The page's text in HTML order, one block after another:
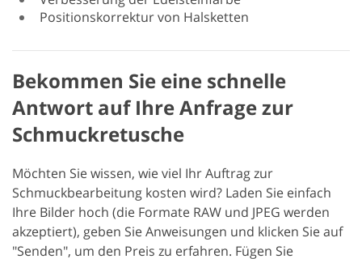
Positionskorrektur von Halsketten
Bekommen Sie eine schnelle
Antwort auf Ihre Anfrage zur
Schmuckretusche
Möchten Sie wissen, wie viel Ihr Auftrag zur
Schmuckbearbeitung kosten wird? Laden Sie einfach
Ihre Bilder hoch (die Formate RAW und JPEG werden
akzeptiert), geben Sie Anweisungen und klicken Sie auf
"Senden", um den Preis zu erfahren. Fügen Sie